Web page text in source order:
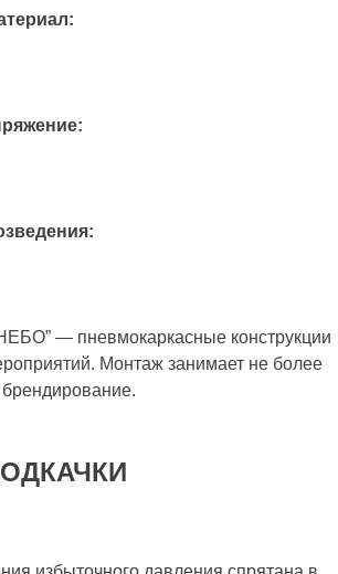
— пневмокаркасные конструкции
Монтаж занимает не более